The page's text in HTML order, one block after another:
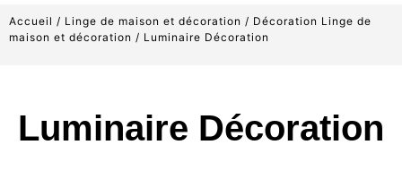
Accueil / Linge de maison et décoration / Décoration Linge de
maison et décoration / Luminaire Décoration
Luminaire Décoration